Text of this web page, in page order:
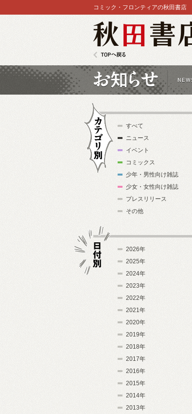
秋田書店
TOPへ戻る
コミック・フロンティアの秋田書店
カテゴリ別
すべて
ニュース
イベント
コミックス
少年・男性向け雑誌
少女・女性向け雑誌
プレスリリース
その他
2026年
2025年
2024年
2023年
2022年
2021年
2020年
2019年
2018年
2017年
2016年
2015年
2014年
2013年